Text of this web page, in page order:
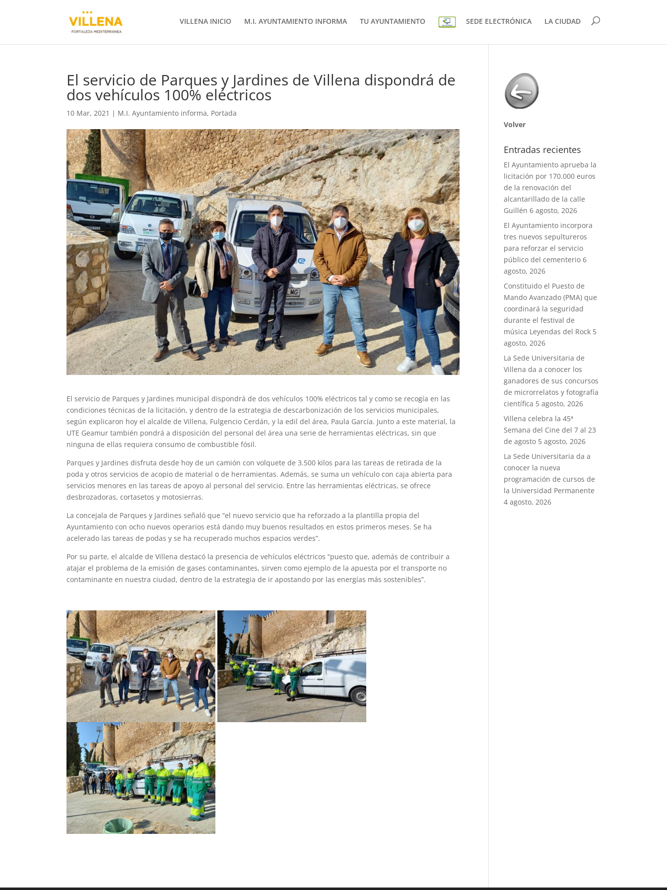
VILLENA INICIO M.I. AYUNTAMIENTO INFORMA TU AYUNTAMIENTO SEDE ELECTRÓNICA LA CIUDAD
El servicio de Parques y Jardines de Villena dispondrá de
dos vehículos 100% eléctricos
10 Mar, 2021 | M.I. Ayuntamiento informa, Portada
El servicio de Parques y Jardines municipal dispondrá de dos vehículos 100% eléctricos tal y como se recogía en las
condiciones técnicas de la licitación, y dentro de la estrategia de descarbonización de los servicios municipales,
según explicaron hoy el alcalde de Villena, Fulgencio Cerdán, y la edil del área, Paula García. Junto a este material, la
UTE Geamur también pondrá a disposición del personal del área una serie de herramientas eléctricas, sin que
ninguna de ellas requiera consumo de combustible fósil.
Parques y Jardines disfruta desde hoy de un camión con volquete de 3.500 kilos para las tareas de retirada de la
poda y otros servicios de acopio de material o de herramientas. Además, se suma un vehículo con caja abierta para
servicios menores en las tareas de apoyo al personal del servicio. Entre las herramientas eléctricas, se ofrece
desbrozadoras, cortasetos y motosierras.
La concejala de Parques y Jardines señaló que “el nuevo servicio que ha reforzado a la plantilla propia del
Ayuntamiento con ocho nuevos operarios está dando muy buenos resultados en estos primeros meses. Se ha
acelerado las tareas de podas y se ha recuperado muchos espacios verdes”.
Por su parte, el alcalde de Villena destacó la presencia de vehículos eléctricos “puesto que, además de contribuir a
atajar el problema de la emisión de gases contaminantes, sirven como ejemplo de la apuesta por el transporte no
contaminante en nuestra ciudad, dentro de la estrategia de ir apostando por las energías más sostenibles”.
Volver
Entradas recientes
El Ayuntamiento aprueba la
licitación por 170.000 euros
de la renovación del
alcantarillado de la calle
Guillén 6 agosto, 2026
El Ayuntamiento incorpora
tres nuevos sepultureros
para reforzar el servicio
público del cementerio 6
agosto, 2026
Constituido el Puesto de
Mando Avanzado (PMA) que
coordinará la seguridad
durante el festival de
música Leyendas del Rock 5
agosto, 2026
La Sede Universitaria de
Villena da a conocer los
ganadores de sus concursos
de microrrelatos y fotografía
científica 5 agosto, 2026
Villena celebra la 45ª
Semana del Cine del 7 al 23
de agosto 5 agosto, 2026
La Sede Universitaria da a
conocer la nueva
programación de cursos de
la Universidad Permanente
4 agosto, 2026